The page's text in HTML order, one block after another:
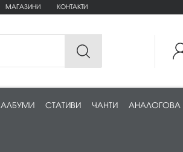
МАГАЗИНИ КОНТАКТИ
АЛБУМИ СТАТИВИ ЧАНТИ АНАЛОГОВА